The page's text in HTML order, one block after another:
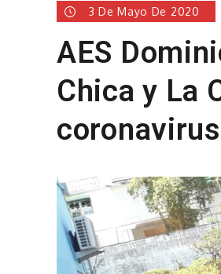
3 De Mayo De 2020
AES
Chica y La
coronavirus